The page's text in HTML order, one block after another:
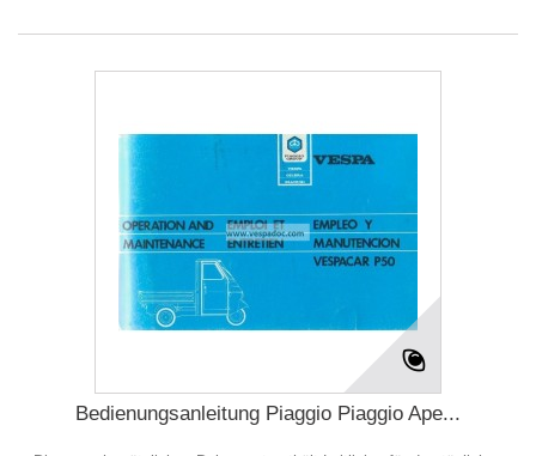
Bedienungsanleitung Piaggio Piaggio Ape...